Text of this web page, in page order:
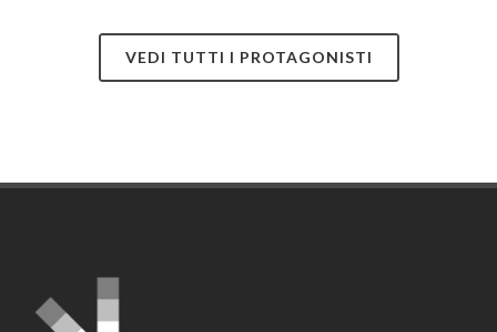
VEDI TUTTI I PROTAGONISTI